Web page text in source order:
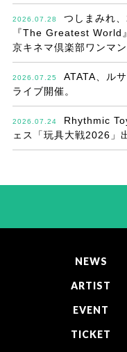
2026.07.28
つしまみれ
『The Greatest World
京キネマ倶楽部ワンマ
2026.07.25
ATATA、ル
ライブ開催。
2026.07.24
Rhythmic
ェス「玩具大戦2026」
NEWS
ARTIST
EVENT
TICKET